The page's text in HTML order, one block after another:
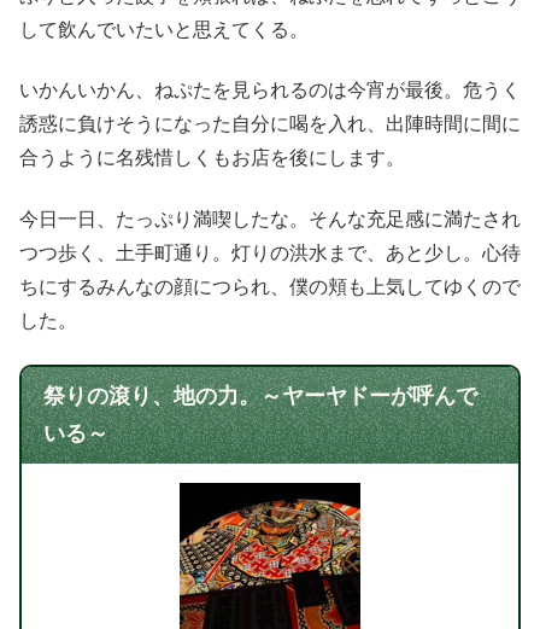
して飲んでいたいと思えてくる。
いかんいかん、ねぷたを見られるのは今宵が最後。危うく
誘惑に負けそうになった自分に喝を入れ、出陣時間に間に
合うように名残惜しくもお店を後にします。
今日一日、たっぷり満喫したな。そんな充足感に満たされ
つつ歩く、土手町通り。灯りの洪水まで、あと少し。心待
ちにするみんなの顔につられ、僕の頬も上気してゆくので
した。
祭りの滾り、地の力。～ヤーヤドーが呼んで
いる～